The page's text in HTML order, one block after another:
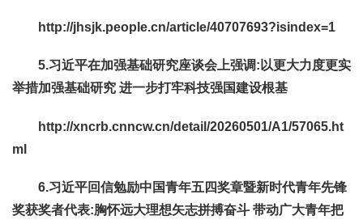
http://jhsjk.people.cn/article/40707693?isindex=1
5.习近平在加强基础研究座谈会上强调:以更大力度更实
举措加强基础研究 进一步打牢科技强国建设根基
http://xncrb.cnncw.cn/detail/20260501/A1/57065.ht
ml
6.习近平回信勉励中国青年五四奖章暨新时代青年先锋
奖获奖者代表:胸怀远大理想矢志拼搏奋斗 带动广大青年把